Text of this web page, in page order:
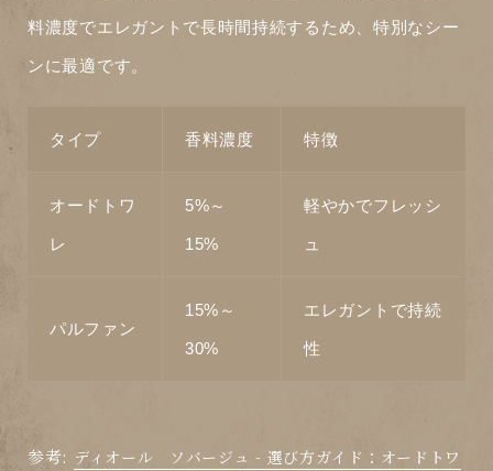
料濃度でエレガントで長時間持続するため、特別なシー
ンに最適です。
タイプ 香料濃度 特徴
オードトワ
レ
5%～
15%
軽やかでフレッシ
ュ
パルファン
15%～
30%
エレガントで持続
性
参考: ディオール ソバージュ - 選び方ガイド：オードトワ